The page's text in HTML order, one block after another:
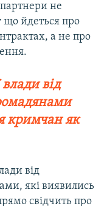
партнери не
що йдеться про
а не про
від
кримчан як
від
які виявились
свідчить про